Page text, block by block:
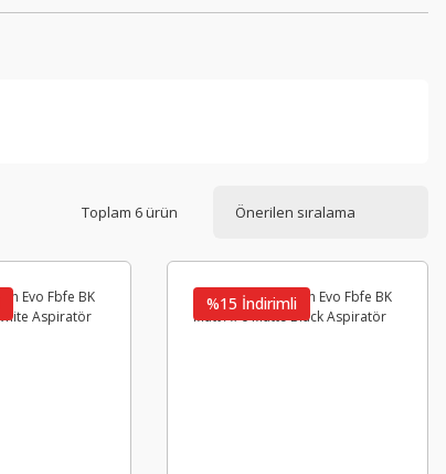
Toplam 6 ürün
%15 İndirimli